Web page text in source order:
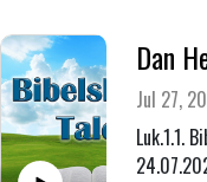
Jul 27,
Luk.1.1.